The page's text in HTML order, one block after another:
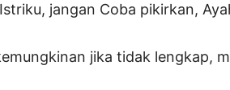
jangan Coba pikirkan,
jika tidak lengkap,